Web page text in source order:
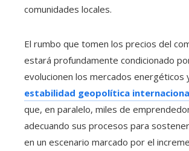
comunidades locales.
El rumbo que tomen los precios del
estará profundamente condicionado
evolucionen los mercados energéticos
estabilidad geopolítica
que, en paralelo, miles de
adecuando sus procesos para
en un escenario marcado por el